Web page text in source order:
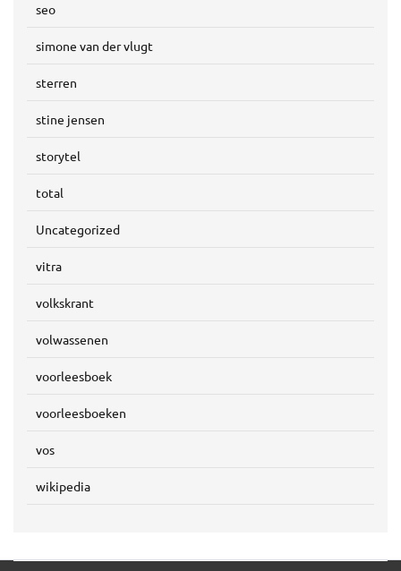
seo
simone van der vlugt
sterren
stine jensen
storytel
total
Uncategorized
vitra
volkskrant
volwassenen
voorleesboek
voorleesboeken
vos
wikipedia